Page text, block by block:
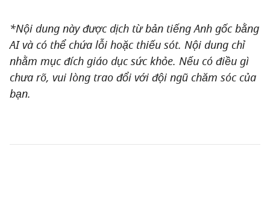
*Nội dung này được dịch từ bản tiếng Anh gốc bằng
AI và có thể chứa lỗi hoặc thiếu sót. Nội dung chỉ
nhằm mục đích giáo dục sức khỏe. Nếu có điều gì
chưa rõ, vui lòng trao đổi với đội ngũ chăm sóc của
bạn.